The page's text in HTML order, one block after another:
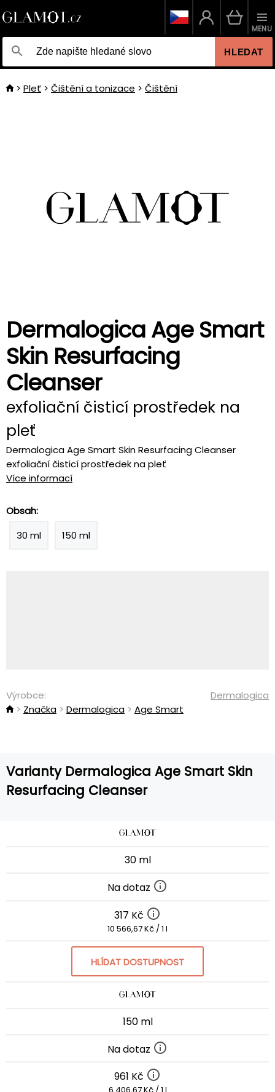
HLEDAT
MENU
Pleť Čištění a tonizace Čištění
Dermalogica Age Smart
Skin Resurfacing
Cleanser
exfoliační čisticí prostředek na
pleť
Dermalogica Age Smart Skin Resurfacing Cleanser
exfoliační čisticí prostředek na pleť
Více informací
Obsah:
30 ml
150 ml
Výrobce:
Dermalogica
Značka
Dermalogica Age Smart
Varianty Dermalogica Age Smart Skin
Resurfacing Cleanser
30 ml
Na dotaz
317 Kč
10 566,67 Kč / 1 l
HLÍDAT DOSTUPNOST
150 ml
Na dotaz
961 Kč